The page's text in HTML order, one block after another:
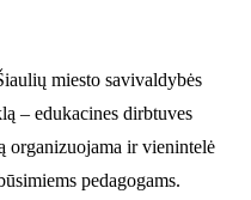
miesto savivaldybės
– edukacines dirbtuves
organizuojama ir vienintelė
pedagogams.